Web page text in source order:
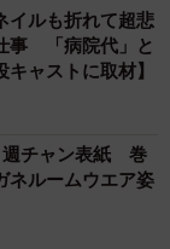
ルも折れて超悲
事 「病院代」と
ャストに取材】
週チャン表紙 巻
ネルームウエア姿